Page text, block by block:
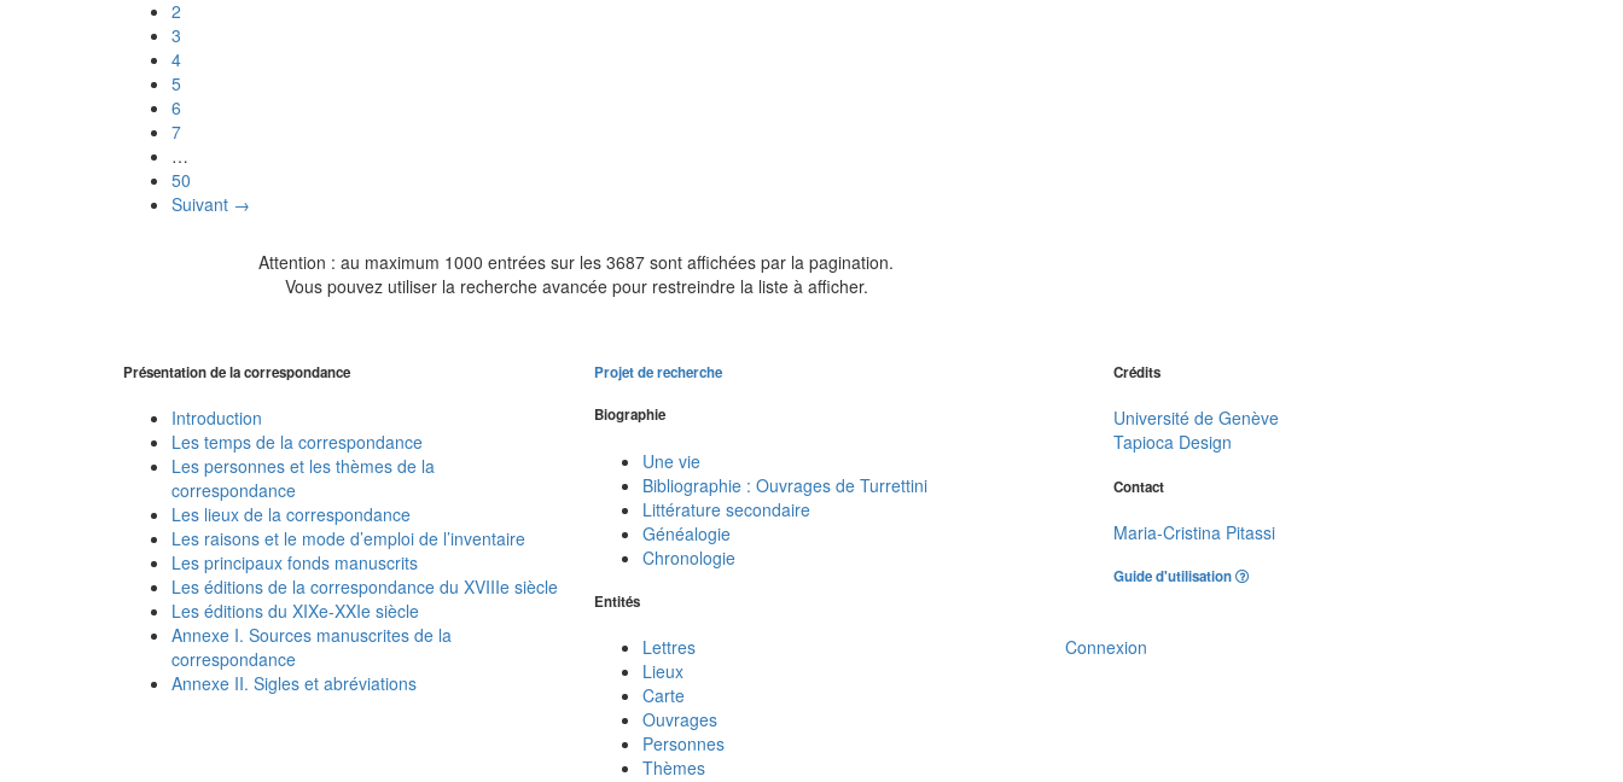
2
3
4
5
6
7
…
50
Suivant →
Attention : au maximum 1000 entrées sur les 3687 sont affichées par la pagination.
Vous pouvez utiliser la recherche avancée pour restreindre la liste à afficher.
Présentation de la correspondance
Introduction
Les temps de la correspondance
Les personnes et les thèmes de la
correspondance
Les lieux de la correspondance
Les raisons et le mode d’emploi de l’inventaire
Les principaux fonds manuscrits
Les éditions de la correspondance du XVIIIe siècle
Les éditions du XIXe-XXIe siècle
Annexe I. Sources manuscrites de la
correspondance
Annexe II. Sigles et abréviations
Projet de recherche
Biographie
Une vie
Bibliographie : Ouvrages de Turrettini
Littérature secondaire
Généalogie
Chronologie
Entités
Lettres
Lieux
Carte
Ouvrages
Personnes
Thèmes
Crédits
Université de Genève
Tapioca Design
Contact
Maria-Cristina Pitassi
Guide d'utilisation
Connexion